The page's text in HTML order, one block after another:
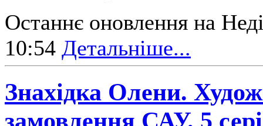
Останнє оновлення на
10:54 Детальніше...
Знахідка Олени.